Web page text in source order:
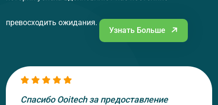
превосходить ожидания.
Узнать Больше
Спасибо Ooitech за предоставление